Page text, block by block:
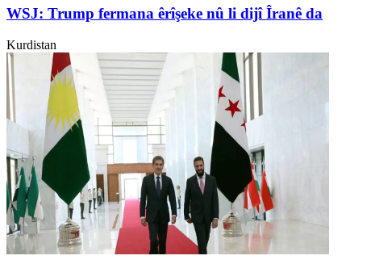
WSJ: Trump fermana êrîşeke nû li dijî Îranê da
Kurdistan